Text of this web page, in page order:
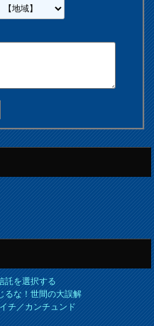
託を選択する
るな！世間の大誤解
チ／カンチュンド